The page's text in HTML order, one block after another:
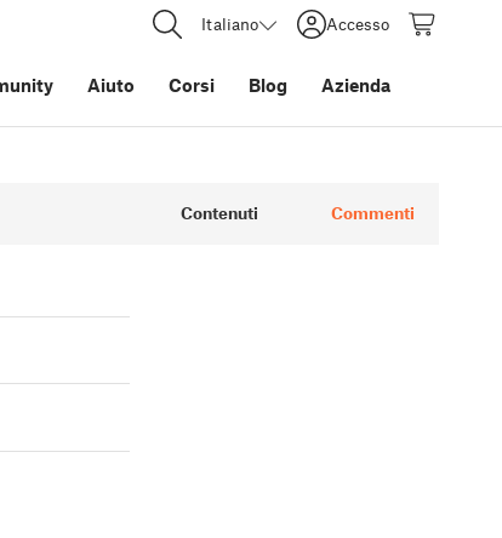
Italiano Accesso
Aiuto Corsi Blog Azienda
Contenuti Commenti